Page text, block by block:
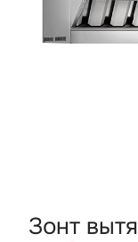
Зонт